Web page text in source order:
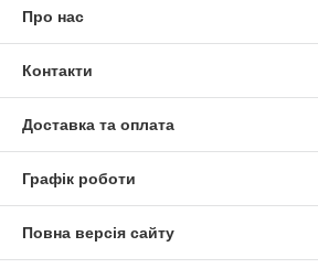
Про нас
Контакти
Доставка та оплата
Графік роботи
Повна версія сайту